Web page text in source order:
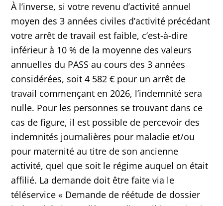
À l’inverse, si votre revenu d’activité annuel
moyen des 3 années civiles d’activité précédant
votre arrêt de travail est faible, c’est-à-dire
inférieur à 10 % de la moyenne des valeurs
annuelles du PASS au cours des 3 années
considérées, soit 4 582 € pour un arrêt de
travail commençant en 2026, l’indemnité sera
nulle. Pour les personnes se trouvant dans ce
cas de figure, il est possible de percevoir des
indemnités journalières pour maladie et/ou
pour maternité au titre de son ancienne
activité, quel que soit le régime auquel on était
affilié. La demande doit être faite via le
téléservice « Demande de réétude de dossier